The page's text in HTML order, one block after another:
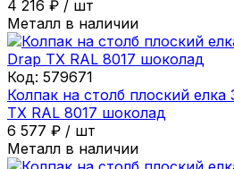
4 216 ₽ / шт
Металл в наличии
Код: 579671
Колпак на столб плоский
ТХ RAL 8017 шоколад
6 577 ₽ / шт
Металл в наличии